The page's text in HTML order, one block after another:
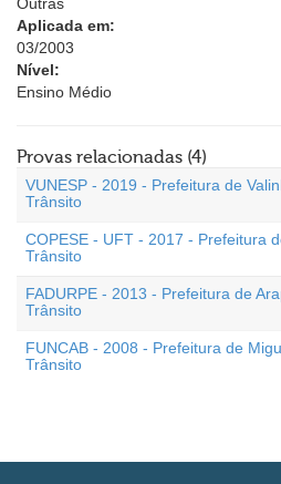
Aplicada em:
03/2003
Nível:
Ensino Médio
Provas relacionadas (4)
VUNESP - 2019 - Prefeitura de
Trânsito
COPESE - UFT - 2017 - Prefeitura
Trânsito
FADURPE - 2013 - Prefeitura de
Trânsito
FUNCAB - 2008 - Prefeitura de
Trânsito